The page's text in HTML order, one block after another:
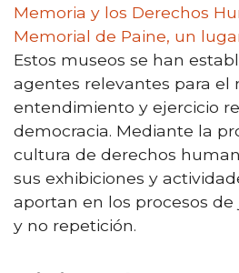
Memoria y los Derechos
Memorial de Paine, un
Estos museos se han
agentes relevantes para el
entendimiento y ejercicio
democracia. Mediante la
cultura de derechos
sus exhibiciones y
aportan en los procesos de
y no repetición.